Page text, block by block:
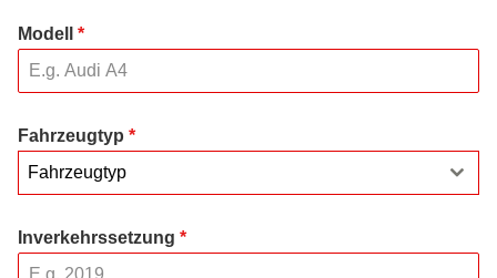
Modell *
Fahrzeugtyp *
Fahrzeugtyp
Inverkehrssetzung *